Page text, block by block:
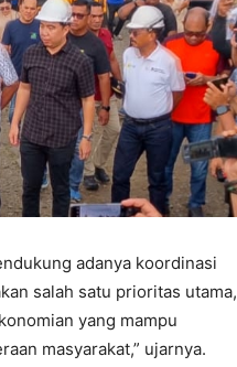
adanya koordinasi
salah satu prioritas utama,
yang mampu
masyarakat,” ujarnya.